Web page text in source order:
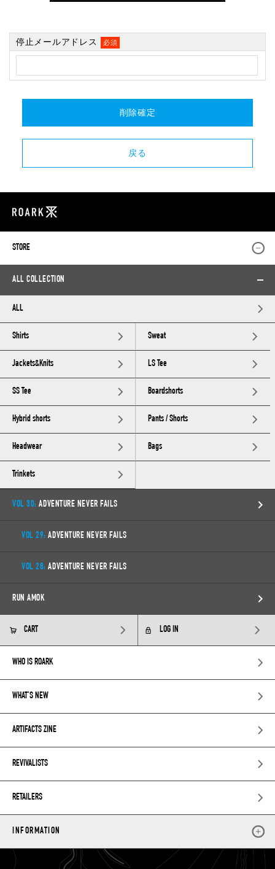
停止メールアドレス 必須
STORE
ALL COLLECTION
ALL
Shirts Sweat
Jackets&Knits LS Tee
SS Tee Boardshorts
Hybrid shorts Pants / Shorts
Headwear Bags
Trinkets
VOL 30: ADVENTURE NEVER FAILS
VOL 29: ADVENTURE NEVER FAILS
VOL 28: ADVENTURE NEVER FAILS
RUN AMOK
CART LOG IN
WHO IS ROARK
WHAT’S NEW
ARTIFACTS ZINE
REVIVALISTS
RETAILERS
INFORMATION